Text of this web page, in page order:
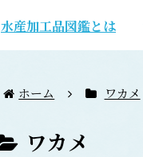
水産加工品図鑑とは
ホーム ワカメ
ワカメ